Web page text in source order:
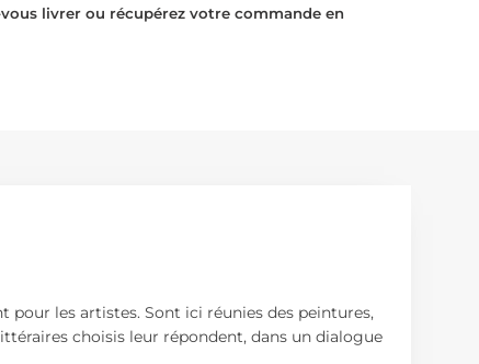
livrer ou récupérez votre commande en
pour les artistes. Sont ici réunies des peintures,
choisis leur répondent, dans un dialogue